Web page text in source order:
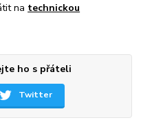
na technickou
ho s přáteli
Twitter